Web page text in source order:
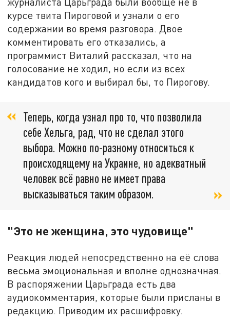
курсе твита Пироговой и узнали о его
содержании во время разговора. Двое
комментировать его отказались, а
программист Виталий рассказал, что на
голосование не ходил, но если из всех
кандидатов кого и выбирал бы, то Пирогову.
Теперь, когда узнал про то, что позволила
себе Хельга, рад, что не сделал этого
выбора. Можно по-разному относиться к
происходящему на Украине, но адекватный
человек всё равно не имеет права
высказываться таким образом.
"Это не женщина, это чудовище"
Реакция людей непосредственно на её слова
весьма эмоциональная и вполне однозначная.
В распоряжении Царьграда есть два
аудиокомментария, которые были присланы в
редакцию. Приводим их расшифровку.